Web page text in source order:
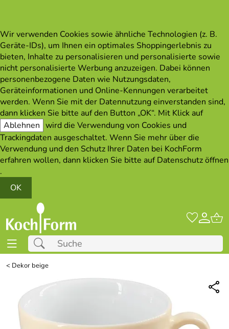
Wir verwenden Cookies sowie ähnliche Technologien (z. B.
Geräte-IDs), um Ihnen ein optimales Shoppingerlebnis zu
bieten, Inhalte zu personalisieren und personalisierte sowie
nicht personalisierte Werbung anzuzeigen. Dabei können
personenbezogene Daten wie Nutzungsdaten,
Geräteinformationen und Online-Kennungen verarbeitet
werden. Wenn Sie mit der Datennutzung einverstanden sind,
dann klicken Sie bitte auf den Button „OK“. Mit Klick auf
Ablehnen wird die Verwendung von Cookies und
Trackingdaten ausgeschaltet. Wenn Sie mehr über die
Verwendung und den Schutz Ihrer Daten bei KochForm
erfahren wollen, dann klicken Sie bitte aufDatenschutz öffnen
.
OK
< Dekor beige